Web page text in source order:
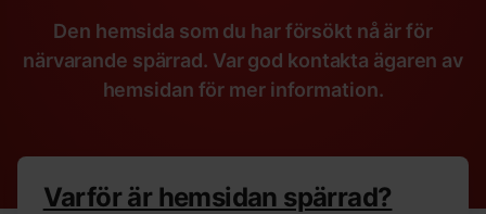
Den hemsida som du har försökt nå är för
närvarande spärrad. Var god kontakta ägaren av
hemsidan för mer information.
Varför är hemsidan spärrad?